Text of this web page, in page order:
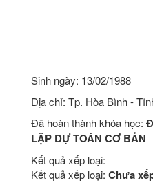
Sinh ngày: 13/02/1988
Địa chỉ: Tp. Hòa Bình -
Đã hoàn thành khóa học:
LẬP DỰ TOÁN CƠ BẢN
Kết quả xếp loại:
Kết quả xếp loại: Chưa